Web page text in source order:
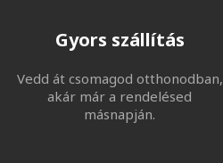
Gyors szállítás
Vedd át csomagod otthonodban,
akár már a rendelésed
másnapján.